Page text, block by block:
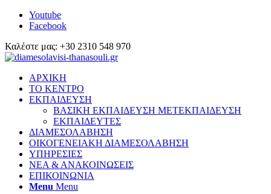
Youtube
Facebook
Καλέστε μας: +30 2310 548 970
ΑΡΧΙΚΗ
ΤΟ ΚΕΝΤΡΟ
ΕΚΠΑΙΔΕΥΣΗ
ΒΑΣΙΚΗ ΕΚΠΑΙΔΕΥΣΗ ΜΕΤΕΚΠΑΙΔΕΥΣΗ
ΕΚΠΑΙΔΕΥΤΕΣ
ΔΙΑΜΕΣΟΛΑΒΗΣΗ
ΟΙΚΟΓΕΝΕΙΑΚΗ ΔΙΑΜΕΣΟΛΑΒΗΣΗ
ΥΠΗΡΕΣΙΕΣ
ΝΕΑ & ΑΝΑΚΟΙΝΩΣΕΙΣ
ΕΠΙΚΟΙΝΩΝΙΑ
Menu Menu